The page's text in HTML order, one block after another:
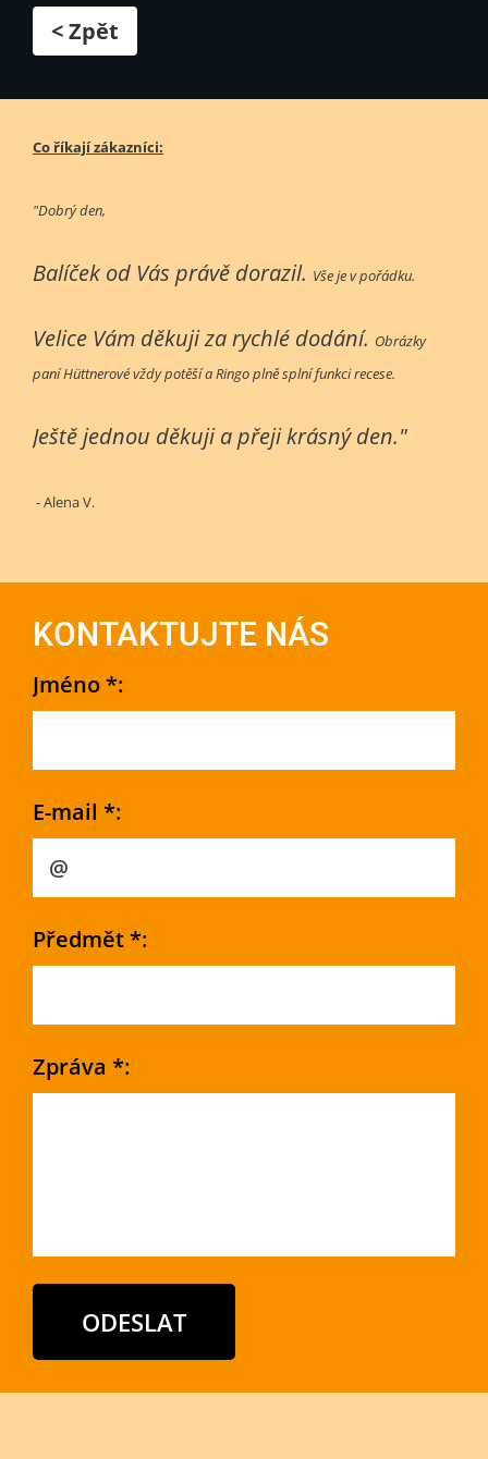
< Zpět
Co říkají zákazníci:
"Dobrý den,
Balíček od Vás právě dorazil. Vše je v pořádku.
Velice Vám děkuji za rychlé dodání. Obrázky
paní Hüttnerové vždy potěší a Ringo plně splní funkci recese.
Ještě jednou děkuji a přeji krásný den."
- Alena V.
KONTAKTUJTE NÁS
Jméno *:
E-mail *:
Předmět *:
Zpráva *: